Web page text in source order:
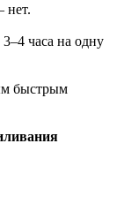
нет.
часа на одну
быстрым